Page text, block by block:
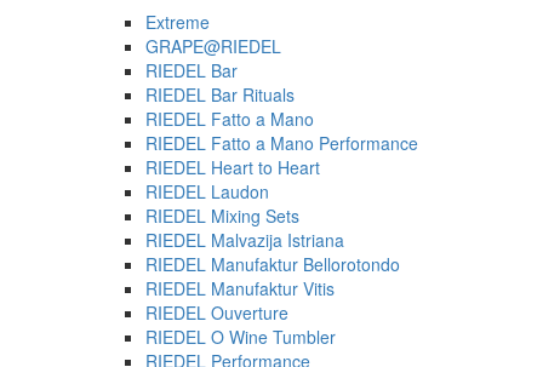
Extreme
GRAPE@RIEDEL
RIEDEL Bar
RIEDEL Bar Rituals
RIEDEL Fatto a Mano
RIEDEL Fatto a Mano Performance
RIEDEL Heart to Heart
RIEDEL Laudon
RIEDEL Mixing Sets
RIEDEL Malvazija Istriana
RIEDEL Manufaktur Bellorotondo
RIEDEL Manufaktur Vitis
RIEDEL Ouverture
RIEDEL O Wine Tumbler
RIEDEL Performance